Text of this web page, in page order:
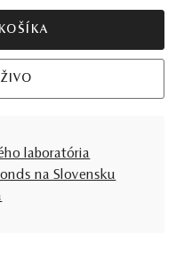
laboratória
na Slovensku